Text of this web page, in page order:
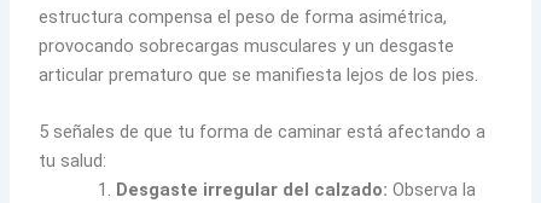
estructura compensa el peso de forma asimétrica,
provocando sobrecargas musculares y un desgaste
articular prematuro que se manifiesta lejos de los pies.
5 señales de que tu forma de caminar está afectando a
tu salud:
Desgaste irregular del calzado: Observa la